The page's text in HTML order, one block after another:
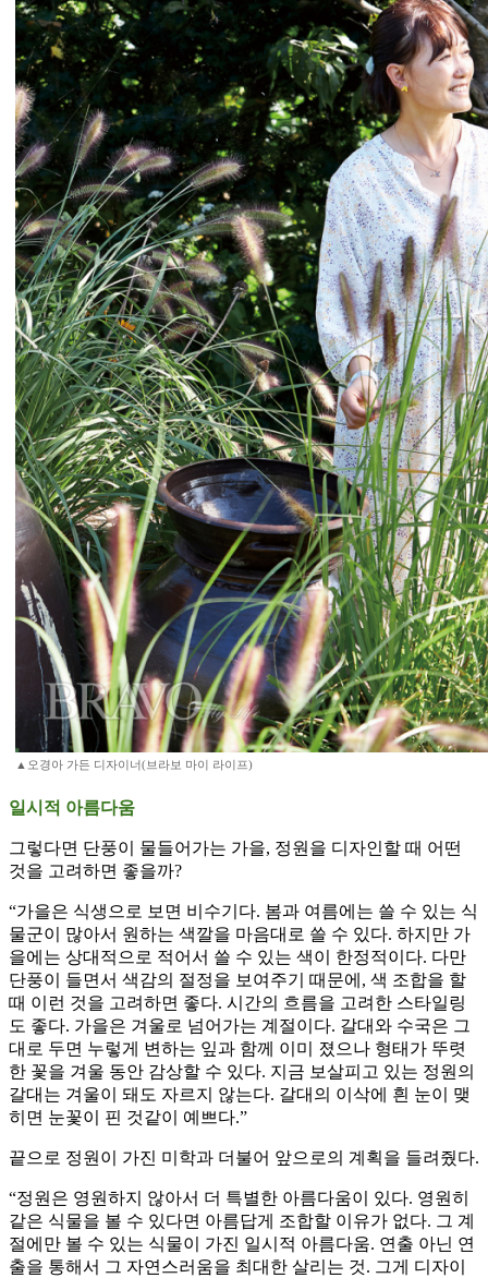
▲오경아 가든 디자이너(브라보 마이 라이프)
일시적 아름다움
그렇다면 단풍이 물들어가는 가을, 정원을 디자인할 때 어떤
것을 고려하면 좋을까?
“가을은 식생으로 보면 비수기다. 봄과 여름에는 쓸 수 있는 식
물군이 많아서 원하는 색깔을 마음대로 쓸 수 있다. 하지만 가
을에는 상대적으로 적어서 쓸 수 있는 색이 한정적이다. 다만
단풍이 들면서 색감의 절정을 보여주기 때문에, 색 조합을 할
때 이런 것을 고려하면 좋다. 시간의 흐름을 고려한 스타일링
도 좋다. 가을은 겨울로 넘어가는 계절이다. 갈대와 수국은 그
대로 두면 누렇게 변하는 잎과 함께 이미 졌으나 형태가 뚜렷
한 꽃을 겨울 동안 감상할 수 있다. 지금 보살피고 있는 정원의
갈대는 겨울이 돼도 자르지 않는다. 갈대의 이삭에 흰 눈이 맺
히면 눈꽃이 핀 것같이 예쁘다.”
끝으로 정원이 가진 미학과 더불어 앞으로의 계획을 들려줬다.
“정원은 영원하지 않아서 더 특별한 아름다움이 있다. 영원히
같은 식물을 볼 수 있다면 아름답게 조합할 이유가 없다. 그 계
절에만 볼 수 있는 식물이 가진 일시적 아름다움. 연출 아닌 연
출을 통해서 그 자연스러움을 최대한 살리는 것. 그게 디자이